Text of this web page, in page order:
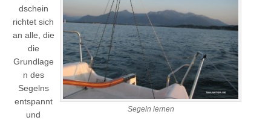
Segeln lernen
dschein
richtet sich
an alle, die
die
Grundlage
n des
Segelns
entspannt
und